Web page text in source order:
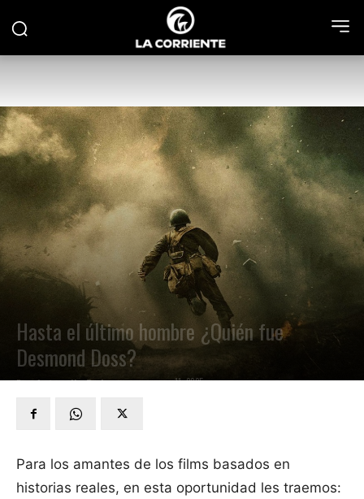
Hasta el último hombre ¿Quién fue
Desmond Doss?
Por Antonella De Lorenzo - enero 11, 2025
Para los amantes de los films basados en
historias reales, en esta oportunidad les traemos: